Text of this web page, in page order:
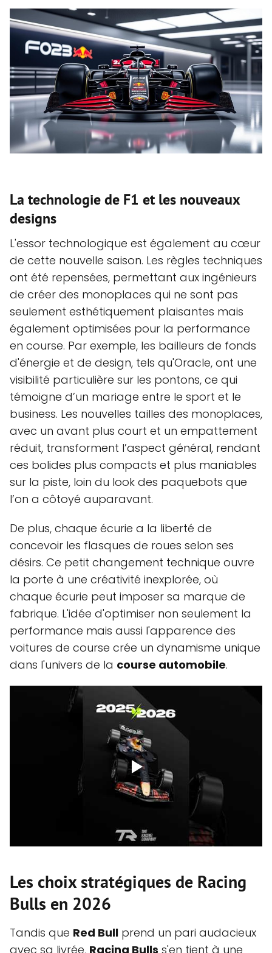
La technologie de F1 et les nouveaux
designs
L'essor technologique est également au cœur
de cette nouvelle saison. Les règles techniques
ont été repensées, permettant aux ingénieurs
de créer des monoplaces qui ne sont pas
seulement esthétiquement plaisantes mais
également optimisées pour la performance
en course. Par exemple, les bailleurs de fonds
d'énergie et de design, tels qu'Oracle, ont une
visibilité particulière sur les pontons, ce qui
témoigne d’un mariage entre le sport et le
business. Les nouvelles tailles des monoplaces,
avec un avant plus court et un empattement
réduit, transforment l’aspect général, rendant
ces bolides plus compacts et plus maniables
sur la piste, loin du look des paquebots que
l’on a côtoyé auparavant.
De plus, chaque écurie a la liberté de
concevoir les flasques de roues selon ses
désirs. Ce petit changement technique ouvre
la porte à une créativité inexplorée, où
chaque écurie peut imposer sa marque de
fabrique. L'idée d'optimiser non seulement la
performance mais aussi l'apparence des
voitures de course crée un dynamisme unique
dans l'univers de la course automobile.
Les choix stratégiques de Racing
Bulls en 2026
Tandis que Red Bull prend un pari audacieux
avec sa livrée, Racing Bulls s'en tient à une